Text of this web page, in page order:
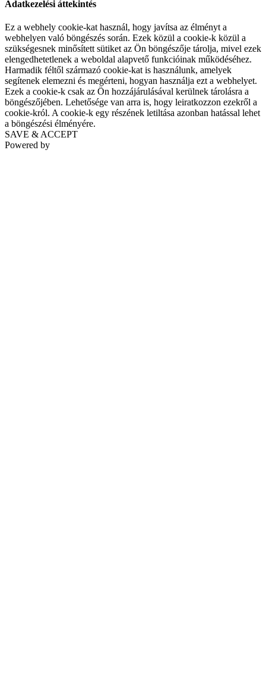
Adatkezelési áttekintés
Ez a webhely cookie-kat használ, hogy javítsa az élményt a
webhelyen való böngészés során. Ezek közül a cookie-k közül a
szükségesnek minősített sütiket az Ön böngészője tárolja, mivel ezek
elengedhetetlenek a weboldal alapvető funkcióinak működéséhez.
Harmadik féltől származó cookie-kat is használunk, amelyek
segítenek elemezni és megérteni, hogyan használja ezt a webhelyet.
Ezek a cookie-k csak az Ön hozzájárulásával kerülnek tárolásra a
böngészőjében. Lehetősége van arra is, hogy leiratkozzon ezekről a
cookie-król. A cookie-k egy részének letiltása azonban hatással lehet
a böngészési élményére.
SAVE & ACCEPT
Powered by